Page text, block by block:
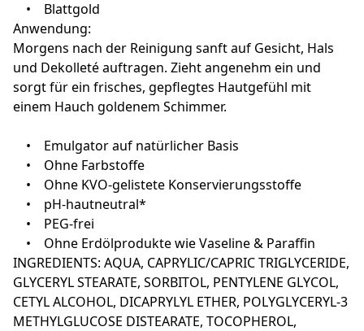
• Blattgold
Anwendung:
Morgens nach der Reinigung sanft auf Gesicht, Hals
und Dekolleté auftragen. Zieht angenehm ein und
sorgt für ein frisches, gepflegtes Hautgefühl mit
einem Hauch goldenem Schimmer.
• Emulgator auf natürlicher Basis
• Ohne Farbstoffe
• Ohne KVO-gelistete Konservierungsstoffe
• pH-hautneutral*
• PEG-frei
• Ohne Erdölprodukte wie Vaseline & Paraffin
INGREDIENTS: AQUA, CAPRYLIC/CAPRIC TRIGLYCERIDE,
GLYCERYL STEARATE, SORBITOL, PENTYLENE GLYCOL,
CETYL ALCOHOL, DICAPRYLYL ETHER, POLYGLYCERYL-3
METHYLGLUCOSE DISTEARATE, TOCOPHEROL,